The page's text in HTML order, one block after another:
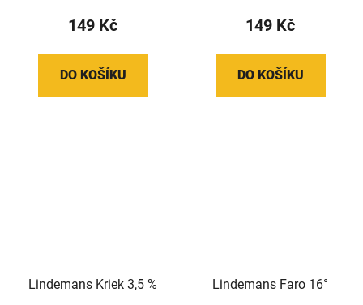
149 Kč
DO KOŠÍKU
149 Kč
DO KOŠÍKU
Lindemans Kriek 3,5 % Lindemans Faro 16°